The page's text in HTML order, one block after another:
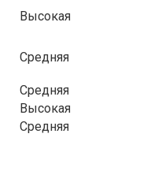
Высокая
Средняя
Средняя
Высокая
Средняя